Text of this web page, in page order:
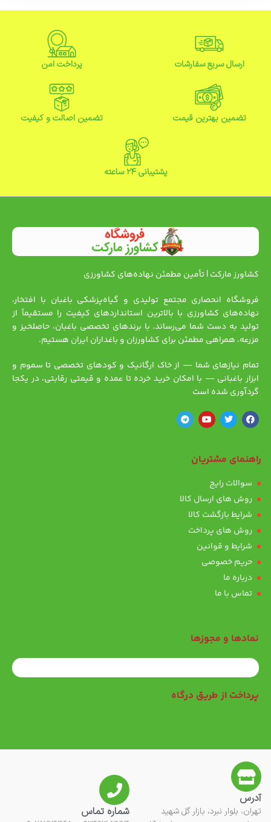
ارسال سریع سفارشات پرداخت امن
تضمین بهترین قیمت تضمین اصالت و کیفیت
پشتیبانی ۲۴ ساعته
کشاورز مارکت | تأمین مطمئن نهاده‌های کشاورزی
فروشگاه انحصاری مجتمع تولیدی و گیاه‌پزشکی باغبان با افتخار،
نهاده‌های کشاورزی با بالاترین استانداردهای کیفیت را مستقیماً از
تولید به دست شما می‌رساند. با برندهای تخصصی باغبان، حاصلخیز و
مزرعه، همراهی مطمئن برای کشاورزان و باغداران ایران هستیم.
تمام نیازهای شما — از خاک ارگانیک و کودهای تخصصی تا سموم و
ابزار باغبانی — با امکان خرید خرده تا عمده و قیمتی رقابتی، در یکجا
گردآوری شده است
راهنمای مشتریان
سوالات رایج
روش های ارسال کالا
شرایط بازگشت کالا
روش های پرداخت
شرایط و قوانین
حریم خصوصی
درباره ما
تماس با ما
نمادها و مجوزها
پرداخت از طریق درگاه
آدرس
تهران، بلوار نبرد، بازار گل شهید
شماره تماس